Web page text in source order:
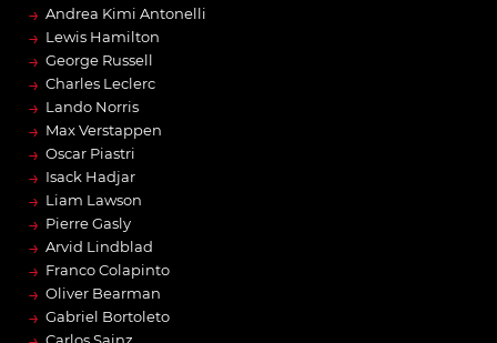
→ Andrea Kimi Antonelli
→ Lewis Hamilton
→ George Russell
→ Charles Leclerc
→ Lando Norris
→ Max Verstappen
→ Oscar Piastri
→ Isack Hadjar
→ Liam Lawson
→ Pierre Gasly
→ Arvid Lindblad
→ Franco Colapinto
→ Oliver Bearman
→ Gabriel Bortoleto
Carlos Sainz